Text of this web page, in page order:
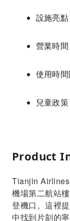
設施亮
營業時
使用時
兒童政
Product
Tianjin
機場第二航站
登機口。這裡
中找到片刻的